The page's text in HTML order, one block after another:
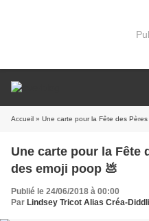
Accueil » Une carte pour la Fête des
Une carte pour la Fête
des emoji poop 💩
Publié le 24/06/2018 à 00:00
Par Lindsey Tricot Alias Créa-